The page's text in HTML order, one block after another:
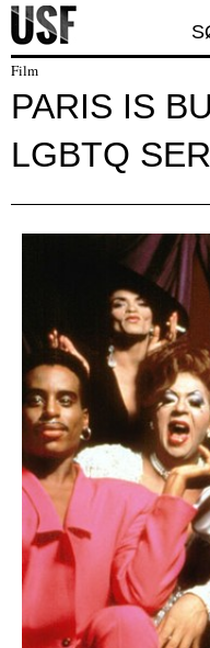
Film
PARIS IS
LGBTQ